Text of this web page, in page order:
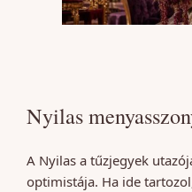
Nyilas
A Nyilas a tűzjegyek
optimistája. Ha ide